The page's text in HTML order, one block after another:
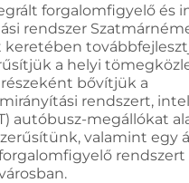
forgalomfigyelő és
rendszer
keretében
a helyi
bővítjük a
rendszert,
autóbusz-megállókat
valamint egy